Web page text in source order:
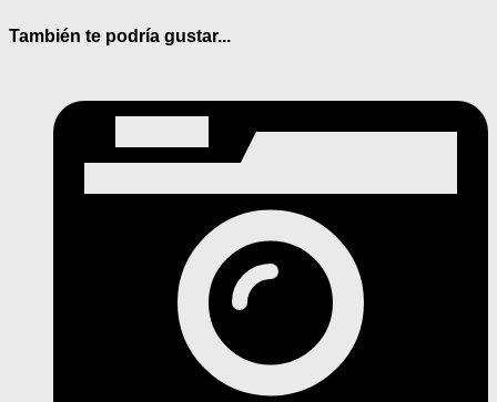
También te podría gustar...